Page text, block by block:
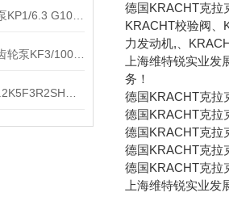
德国KRACHT克拉
KRACHT校验阀、
力发动机,、
上海维特锐实业
务！
德国KRACHT克拉
德国KRACHT克拉
德国KRACHT克
德国KRACHT克拉
德国KRACHT克拉
上海维特锐实业发